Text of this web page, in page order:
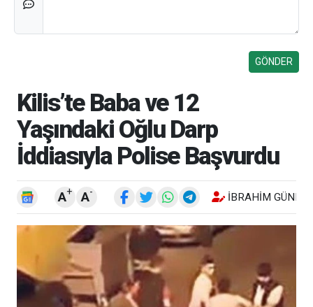
Kilis’te Baba ve 12
Yaşındaki Oğlu Darp
İddiasıyla Polise Başvurdu
A+ A- İBRAHIM GÜNEŞ